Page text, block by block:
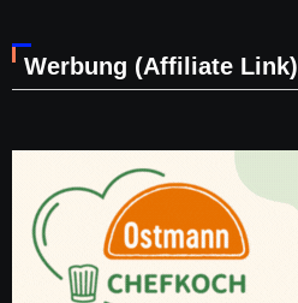
Werbung (Affiliate Link)